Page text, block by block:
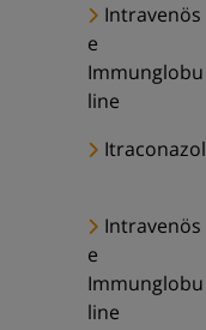
Intravenös
e
Immunglobu
line
Itraconazol
Intravenös
e
Immunglobu
line